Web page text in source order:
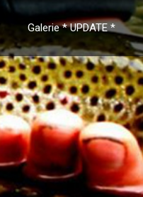
Galerie * UPDATE *